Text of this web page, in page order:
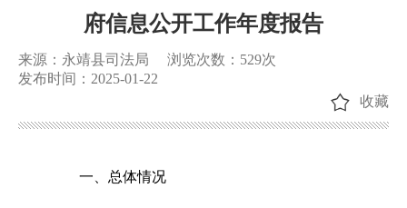
府信息公开工作年度报告
来源：永靖县司法局 浏览次数： 529次
发布时间：2025-01-22
收藏
一、总体情况